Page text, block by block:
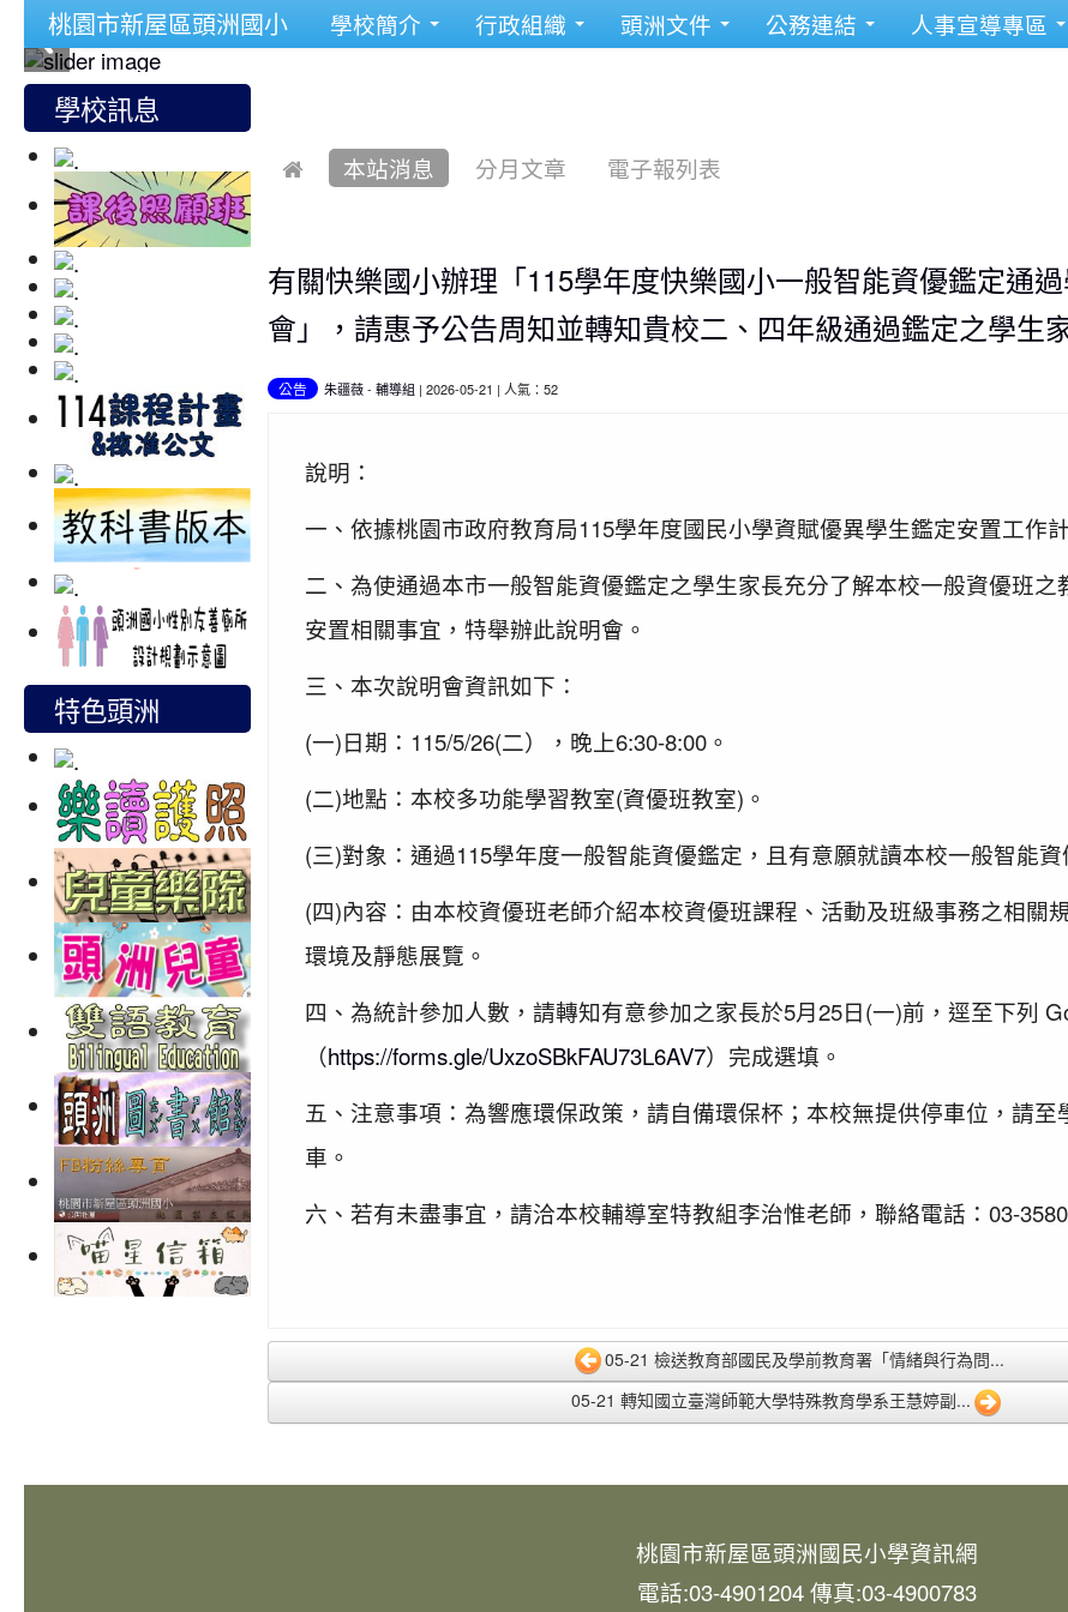
桃園市新屋區頭洲國小 學校簡介 行政組織 頭洲文件 公務連結 人事宣導專區
學校訊息
特色頭洲
本站消息 分月文章 電子報列表
有關快樂國小辦理「115學年度快樂國小一般智能資優鑑定通
會」，請惠予公告周知並轉知貴校二、四年級通過鑑定之學生
公告 朱疆薇- 輔導組 | 2026-05-21 | 人氣：52
說明：
一、依據桃園市政府教育局115學年度國民小學資賦優異學生鑑定安置工作
二、為使通過本市一般智能資優鑑定之學生家長充分了解本校一般資優班之
安置相關事宜，特舉辦此說明會。
三、本次說明會資訊如下：
(一)日期：115/5/26(二），晚上6:30-8:00。
(二)地點：本校多功能學習教室(資優班教室)。
(三)對象：通過115學年度一般智能資優鑑定，且有意願就讀本校一般智能資
(四)內容：由本校資優班老師介紹本校資優班課程、活動及班級事務之相關
環境及靜態展覽。
四、為統計參加人數，請轉知有意參加之家長於5月25日(一)前，逕至下列
（https://forms.gle/UxzoSBkFAU73L6AV7）完成選填。
五、注意事項：為響應環保政策，請自備環保杯；本校無提供停車位，請至
車。
六、若有未盡事宜，請洽本校輔導室特教組李治惟老師，聯絡電話：03-
05-21 檢送教育部國民及學前教育署「情緒與行為問...
05-21 轉知國立臺灣師範大學特殊教育學系王慧婷副...
桃園市新屋區頭洲國民小學資訊網
電話:03-4901204 傳真:03-4900783